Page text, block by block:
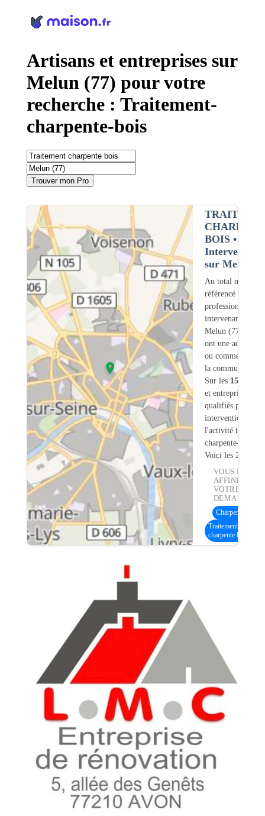
Artisans et entreprises sur
Melun (77) pour votre
recherche : Traitement-
charpente-bois
Trouver mon Pro
BOIS•
Intervention
sur Melun
Au total nous
référencé
professionnels
intervenant sur
Melun (77) dont
ont une adresse
ou commerciale
la commune.
Sur les 156
et entreprises
qualifiés pour une
intervention sur
l'activité
charpente-bois.
Voici les 20
VOUS
AFFINER
VOTRE
DEMANDE :
Charpente bois
Traitement
charpente bois